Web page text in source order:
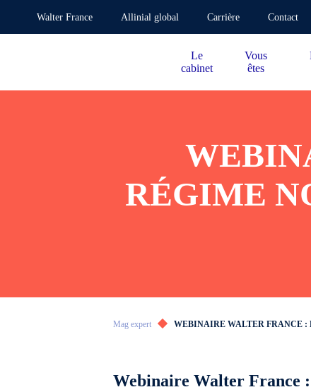
Walter France Allinial global Carrière Contact
Le
cabinet
Vous
êtes
RÉGIME
Mag expert WEBINAIRE WALTER FRANCE
Webinaire Walter France :